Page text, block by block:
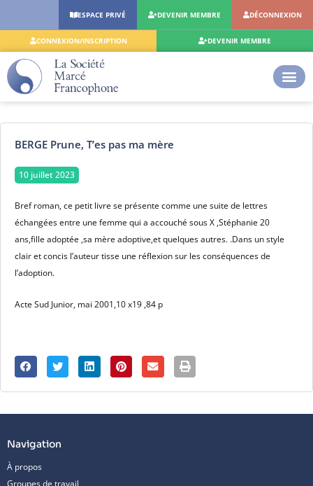
contenu
ESPACE PRIVÉ DEVENIR MEMBRE DÉCONNEXION
CONNEXION/INSCRIPTION DEVENIR MEMBRE
BERGE Prune, T’es pas ma mère
10 juillet 2023
Bref roman, ce petit livre se présente comme une suite de lettres
échangées entre une femme qui a accouché sous X ,Stéphanie 20
ans,fille adoptée ,sa mère adoptive,et quelques autres. .Dans un style
clair et concis l’auteur tisse une réflexion sur les conséquences de
l’adoption.
Acte Sud Junior, mai 2001,10 x19 ,84 p
Navigation
À propos
Groupes de travail